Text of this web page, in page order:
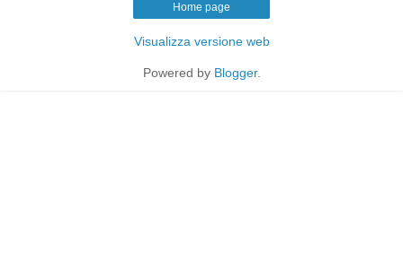
Home page
Visualizza versione web
Powered by Blogger.